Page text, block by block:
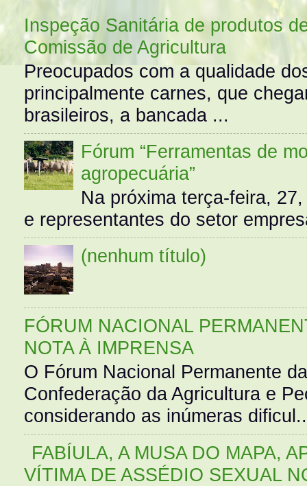
Inspeção Sanitária de produtos
Comissão de Agricultura
Preocupados com a qualidade
principalmente carnes, que
brasileiros, a bancada ...
Fórum “Ferramentas de
agropecuária”
Na próxima terça-feira,
e representantes do setor
(nenhum título)
FÓRUM NACIONAL
NOTA À IMPRENSA
O Fórum Nacional Permanente
Confederação da Agricultura e
considerando as inúmeras
FABÍULA, A MUSA DO MAPA,
VÍTIMA DE ASSÉDIO SEXUAL